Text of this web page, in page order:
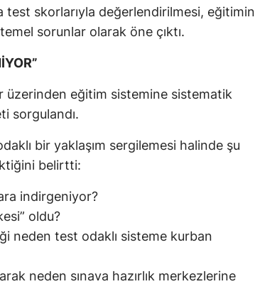
test skorlarıyla değerlendirilmesi, eğitimin
sorunlar olarak öne çıktı.
üzerinden eğitim sistemine sistematik
sorgulandı.
bir yaklaşım sergilemesi halinde şu
belirtti:
indirgeniyor?
oldu?
neden test odaklı sisteme kurban
neden sınava hazırlık merkezlerine